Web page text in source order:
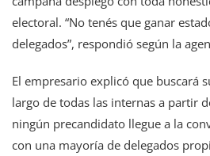
electoral. “No tenés que ganar
delegados”, respondió según la
El empresario explicó que buscará
largo de todas las internas a partir
ningún precandidato llegue a la
con una mayoría de delegados